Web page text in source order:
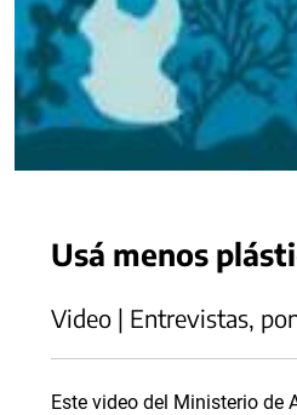
Usá menos
Video | Entrevistas,
Este video del Ministerio de